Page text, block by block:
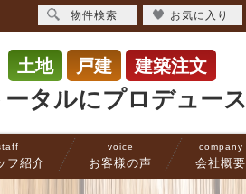
土地 戸建 建築注文
ータルにプロデュース
フ紹介
voice
お客様の声
company
会社概要
物件検索 お気に入り